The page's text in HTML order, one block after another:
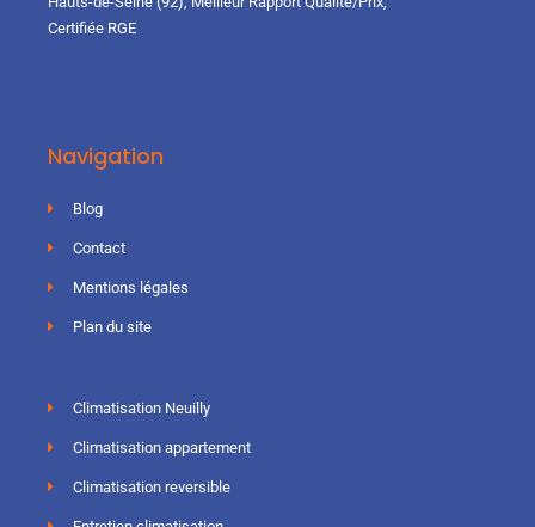
Certifiée RGE
Navigation
Blog
Contact
Mentions légales
Plan du site
Climatisation Neuilly
Climatisation appartement
Climatisation reversible